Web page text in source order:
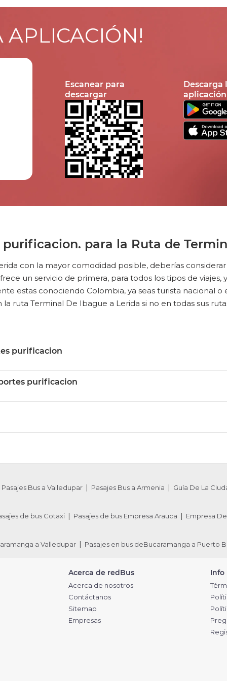
APLICACIÓN!
Escanear para
descargar
Descarga
para la Ruta de
con la mayor comodidad posible, deberías
un servicio de primera, para todos los tipos de viajes,
estas conociendo Colombia, ya seas turista nacional
ruta Terminal De Ibague a Lerida si no en todas sus
purificacion
purificacion
Pasajes Bus a Valledupar Pasajes Bus a Armenia Guía De La
de bus Cotaxi Pasajes de bus Empresa Arauca Empresa
a Valledupar Pasajes en bus deBucaramanga a Puerto
Acerca de redBus
Acerca de nosotros
Contáctanos
Sitemap
Empresas
Info